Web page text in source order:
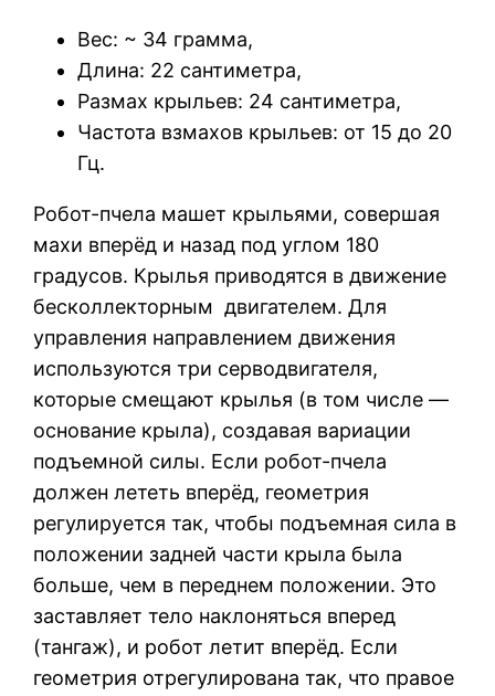
Вес: ~ 34 грамма,
Длина: 22 сантиметра,
Размах крыльев: 24 сантиметра,
Частота взмахов крыльев: от 15 до 20
Гц.
Робот-пчела машет крыльями, совершая
махи вперёд и назад под углом 180
градусов. Крылья приводятся в движение
бесколлекторным двигателем. Для
управления направлением движения
используются три серводвигателя,
которые смещают крылья (в том числе —
основание крыла), создавая вариации
подъемной силы. Если робот-пчела
должен лететь вперёд, геометрия
регулируется так, чтобы подъемная сила в
положении задней части крыла была
больше, чем в переднем положении. Это
заставляет тело наклоняться вперед
(тангаж), и робот летит вперёд. Если
геометрия отрегулирована так, что правое